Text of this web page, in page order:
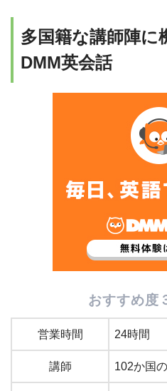
多国籍な講師陣に
DMM英会話
おすすめ
営業時間 24時間
講師 102か国